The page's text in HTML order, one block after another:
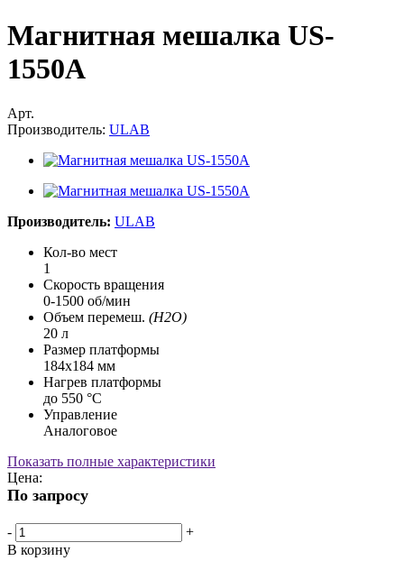
Магнитная мешалка US-
1550A
Арт.
Производитель: ULAB
Производитель: ULAB
Кол-во мест
1
Скорость вращения
0-1500 об/мин
Объем перемеш. (H2O)
20 л
Размер платформы
184х184 мм
Нагрев платформы
до 550 °С
Управление
Аналоговое
Показать полные характеристики
Цена:
По запросу
-
+
В корзину